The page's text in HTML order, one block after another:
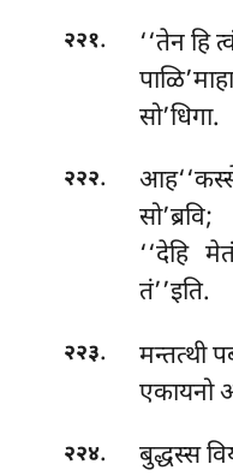
२२१.
‘‘तेन हि
सो’धिगा.
२२२.
सो’ब्रवि;
‘‘देहि
तं’’इति.
२२३.
मन्तत्थी
एकायनो
२२४.
बुद्धस्स